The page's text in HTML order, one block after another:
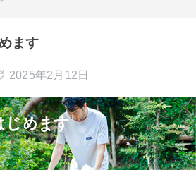
ます
2025年2月12日